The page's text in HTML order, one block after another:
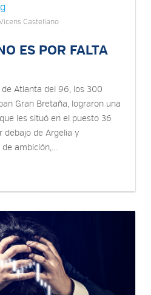
Castellano
ES POR FALTA
Atlanta del 96, los 300
Gran Bretaña, lograron una
les situó en el puesto 36
debajo de Argelia y
ambición,...